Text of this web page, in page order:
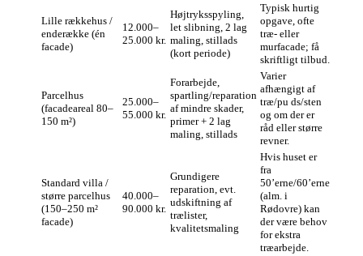
Lille rækkehus /
enderække (én
facade)
12.000–
25.000 kr.
Højtryksspyling,
let slibning, 2 lag
maling, stillads
(kort periode)
Typisk hurtig
opgave, ofte
træ- eller
murfacade; få
skriftligt tilbud.
Parcelhus
(facadeareal 80–
150 m²)
25.000–
55.000 kr.
Forarbejde,
spartling/reparation
af mindre skader,
primer + 2 lag
maling, stillads
Varier
afhængigt af
træ/pu ds/sten
og om der er
råd eller større
revner.
Standard villa /
større parcelhus
(150–250 m²
facade)
40.000–
90.000 kr.
Grundigere
reparation, evt.
udskiftning af
trælister,
kvalitetsmaling
Hvis huset er
fra
50’erne/60’erne
(alm. i
Rødovre) kan
der være behov
for ekstra
træarbejde.